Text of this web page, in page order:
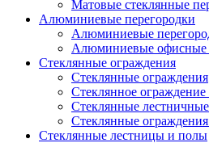
Матовые стеклянные
Алюминиевые перегородки
Алюминиевые
Алюминиевые офисные
Стеклянные ограждения
Стеклянные ограждения
Стеклянное ограждение
Стеклянные
Стеклянные
Стеклянные лестницы и полы